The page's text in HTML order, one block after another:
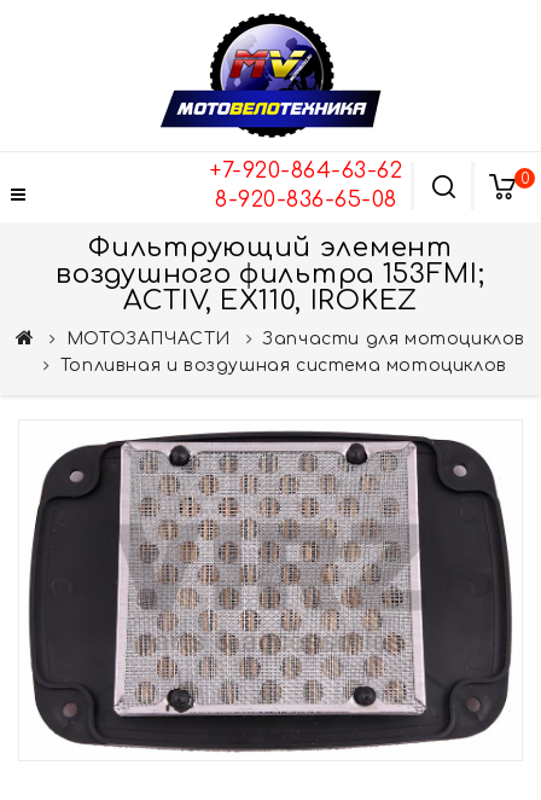
+7-920-864-63-62
8-920-836-65-08
0
Фильтрующий элемент
воздушного фильтра 153FMI;
ACTIV, EX110, IROKEZ
МОТОЗАПЧАСТИ
Запчасти для мотоциклов
Топливная и воздушная система мотоциклов